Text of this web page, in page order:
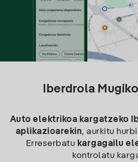
Iberdrola
Auto elektrikoa kargatzeko
aplikazioarekin, aurkitu
Erreserbatu kargagailu
kontrolatu